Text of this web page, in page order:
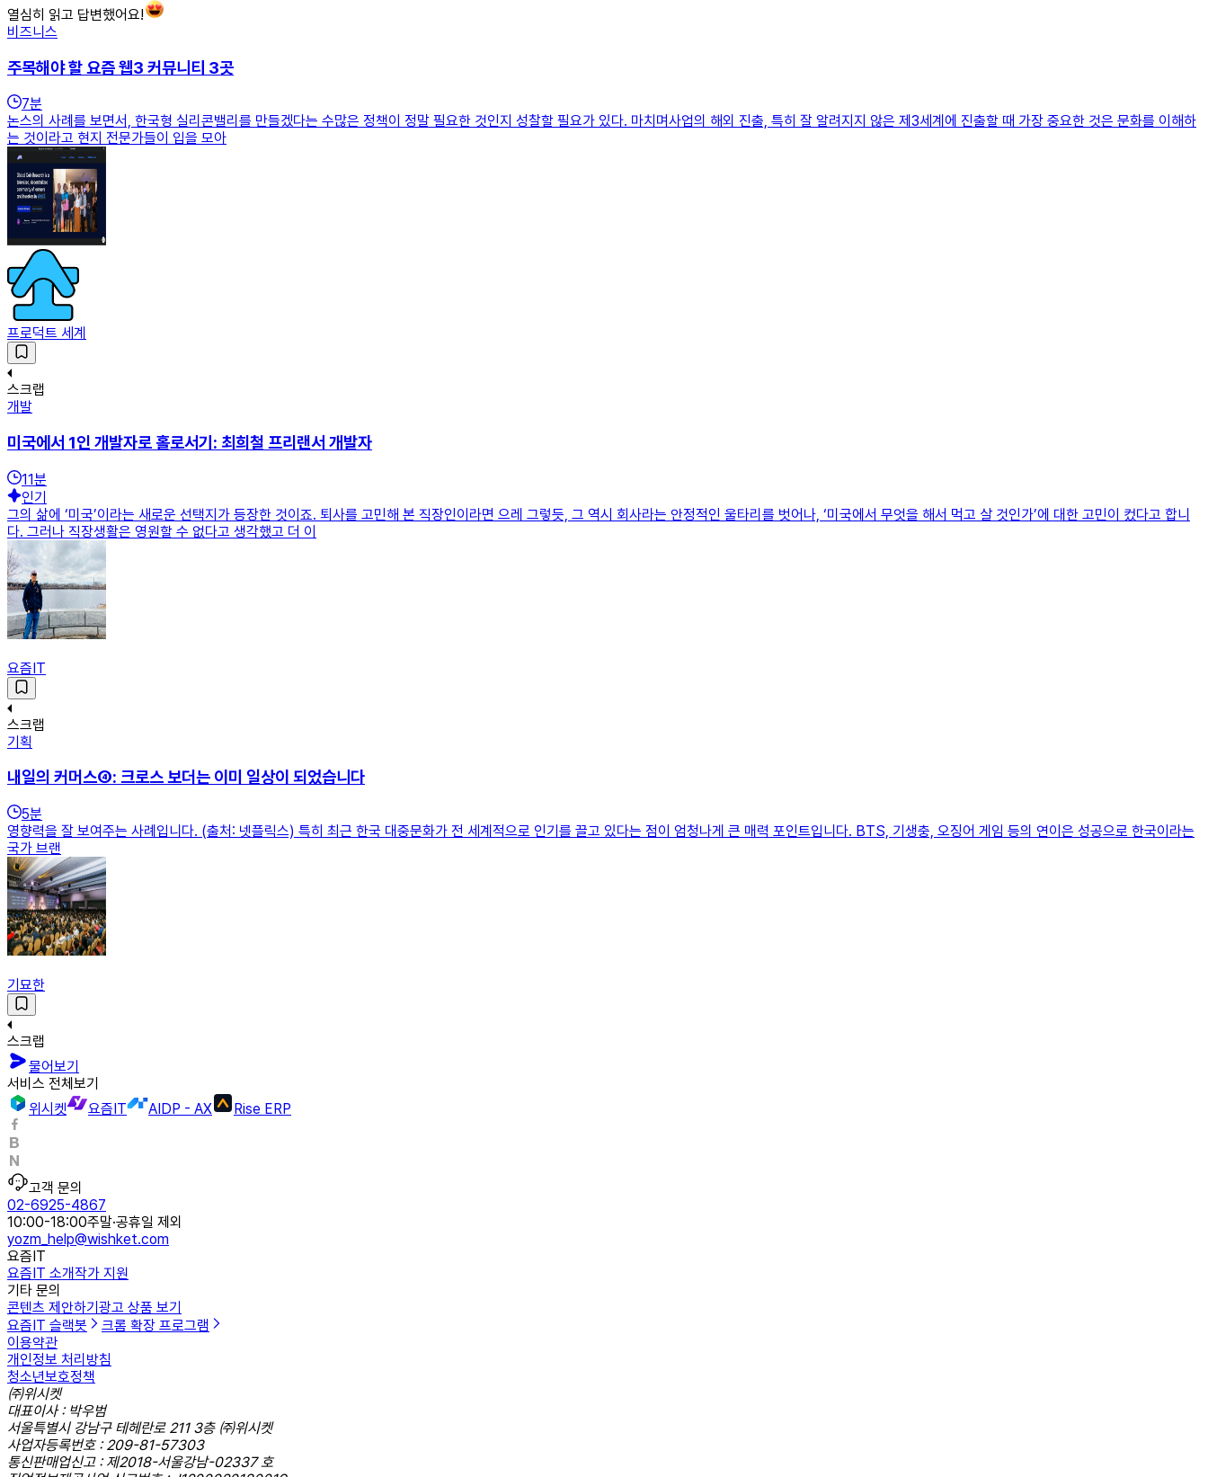
열심히 읽고 답변했어요!
비즈니스
주목해야 할 요즘 웹3 커뮤니티 3곳
7분
논스의 사례를 보면서, 한국형 실리콘밸리를 만들겠다는 수많은 정책이 정말 필요한 것인지 성찰할 필요가 있다. 마치며사업의 해외 진출, 특히 잘 알려지지 않은 제3세계에 진출할 때 가장 중요한 것은 문화를 이해하
는 것이라고 현지 전문가들이 입을 모아
프로덕트 세계
스크랩
개발
미국에서 1인 개발자로 홀로서기: 최희철 프리랜서 개발자
11분
인기
그의 삶에 ‘미국’이라는 새로운 선택지가 등장한 것이죠. 퇴사를 고민해 본 직장인이라면 으레 그렇듯, 그 역시 회사라는 안정적인 울타리를 벗어나, ‘미국에서 무엇을 해서 먹고 살 것인가’에 대한 고민이 컸다고 합니
다. 그러나 직장생활은 영원할 수 없다고 생각했고 더 이
요즘IT
스크랩
기획
내일의 커머스④: 크로스 보더는 이미 일상이 되었습니다
5분
영향력을 잘 보여주는 사례입니다. (출처: 넷플릭스) 특히 최근 한국 대중문화가 전 세계적으로 인기를 끌고 있다는 점이 엄청나게 큰 매력 포인트입니다. BTS, 기생충, 오징어 게임 등의 연이은 성공으로 한국이라는
국가 브랜
기묘한
스크랩
물어보기
서비스 전체보기
위시켓
요즘IT AIDP - AX Rise ERP
고객 문의
02-6925-4867
10:00-18:00주말·공휴일 제외
yozm_help@wishket.com
요즘IT
요즘IT 소개작가 지원
기타 문의
콘텐츠 제안하기 광고 상품 보기
요즘IT 슬랙봇
크롬 확장 프로그램
이용약관
개인정보 처리방침
청소년보호정책
㈜위시켓
대표이사 : 박우범
서울특별시 강남구 테헤란로 211 3층 ㈜위시켓
사업자등록번호 : 209-81-57303
통신판매업신고 : 제2018-서울강남-02337 호